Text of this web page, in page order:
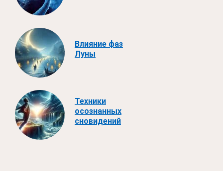
Влияние фаз
Луны
Техники
осознанных
сновидений